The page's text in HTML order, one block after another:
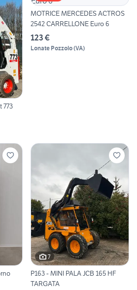
773
MOTRICE MERCEDES ACTROS
2542 CARRELLONE Euro 6
123 €
Lonate Pozzolo(VA)
7
P163 - MINI PALA JCB 165 HF
TARGATA